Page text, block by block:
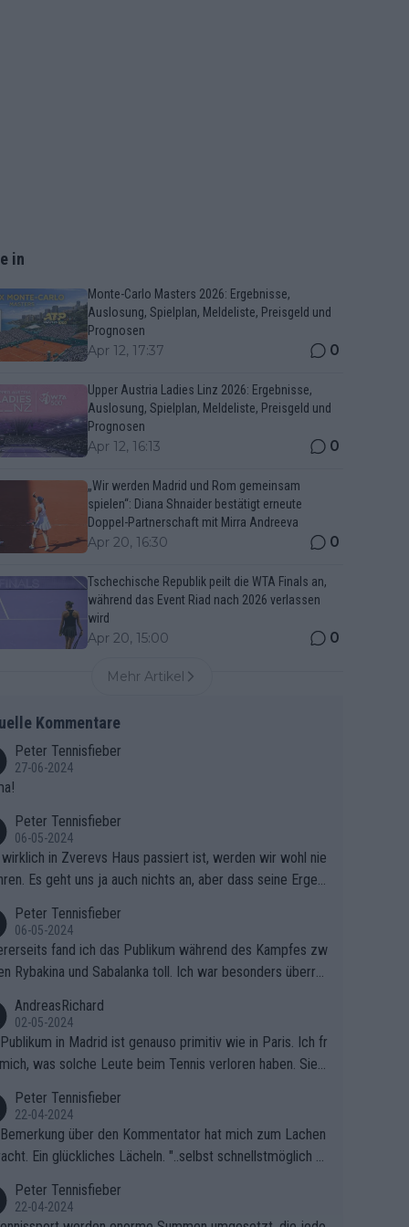
in
Monte-Carlo Masters 2026: Ergebnisse,
Auslosung, Spielplan, Meldeliste, Preisgeld und
Prognosen
Apr 12, 17:37 0
Upper Austria Ladies Linz 2026: Ergebnisse,
Auslosung, Spielplan, Meldeliste, Preisgeld und
Prognosen
Apr 12, 16:13 0
„Wir werden Madrid und Rom gemeinsam
spielen“: Diana Shnaider bestätigt erneute
Doppel-Partnerschaft mit Mirra Andreeva
Apr 20, 16:30 0
Tschechische Republik peilt die WTA Finals an,
während das Event Riad nach 2026 verlassen
wird
Apr 20, 15:00 0
Mehr Artikel
Kommentare
Peter Tennisfieber
27-06-2024
Peter Tennisfieber
06-05-2024
wirklich in Zverevs Haus passiert ist, werden wir wohl nie
Es geht uns ja auch nichts an, aber dass seine Ergeb
Peter Tennisfieber
06-05-2024
fand ich das Publikum während des Kampfes zw
Rybakina und Sabalanka toll. Ich war besonders überras
AndreasRichard
02-05-2024
in Madrid ist genauso primitiv wie in Paris. Ich fr
was solche Leute beim Tennis verloren haben. Sie s
Peter Tennisfieber
22-04-2024
über den Kommentator hat mich zum Lachen
Ein glückliches Lächeln. "..selbst schnellstmöglich na
Peter Tennisfieber
22-04-2024